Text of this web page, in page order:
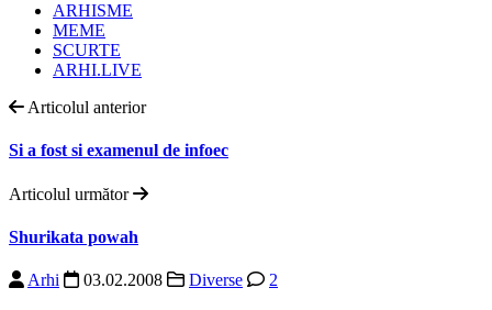
ARHISME
MEME
SCURTE
ARHI.LIVE
Articolul anterior
Si a fost si examenul de infoec
Articolul următor
Shurikata powah
Arhi 03.02.2008 Diverse 2